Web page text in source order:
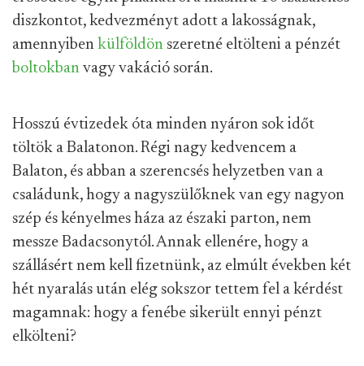
diszkontot, kedvezményt adott a lakosságnak,
amennyiben külföldön szeretné eltölteni a pénzét
boltokban vagy vakáció során.
Hosszú évtizedek óta minden nyáron sok időt
töltök a Balatonon. Régi nagy kedvencem a
Balaton, és abban a szerencsés helyzetben van a
családunk, hogy a nagyszülőknek van egy nagyon
szép és kényelmes háza az északi parton, nem
messze Badacsonytól. Annak ellenére, hogy a
szállásért nem kell fizetnünk, az elmúlt években két
hét nyaralás után elég sokszor tettem fel a kérdést
magamnak: hogy a fenébe sikerült ennyi pénzt
elkölteni?